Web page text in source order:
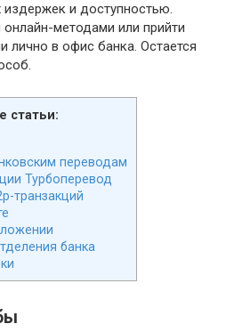
и доступностью.
методами или прийти
лично в офис банка. Остается
статьи:
переводам
Турбоперевод
транзакций
банка